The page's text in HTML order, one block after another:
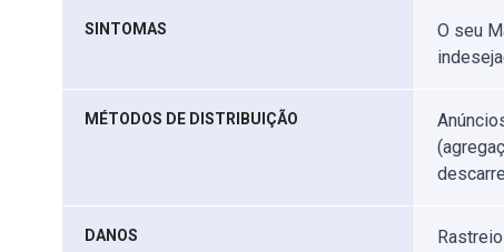
SINTOMAS
O seu
MÉTODOS DE DISTRIBUIÇÃO
DANOS